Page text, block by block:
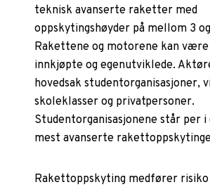
teknisk avanserte raketter med
oppskytingshøyder på mellom 3
Rakettene og motorene kan være
innkjøpte og egenutviklede.
hovedsak studentorganisasjoner,
skoleklasser og privatpersoner.
Studentorganisasjonene står per i
mest avanserte
Rakettoppskyting medfører risiko